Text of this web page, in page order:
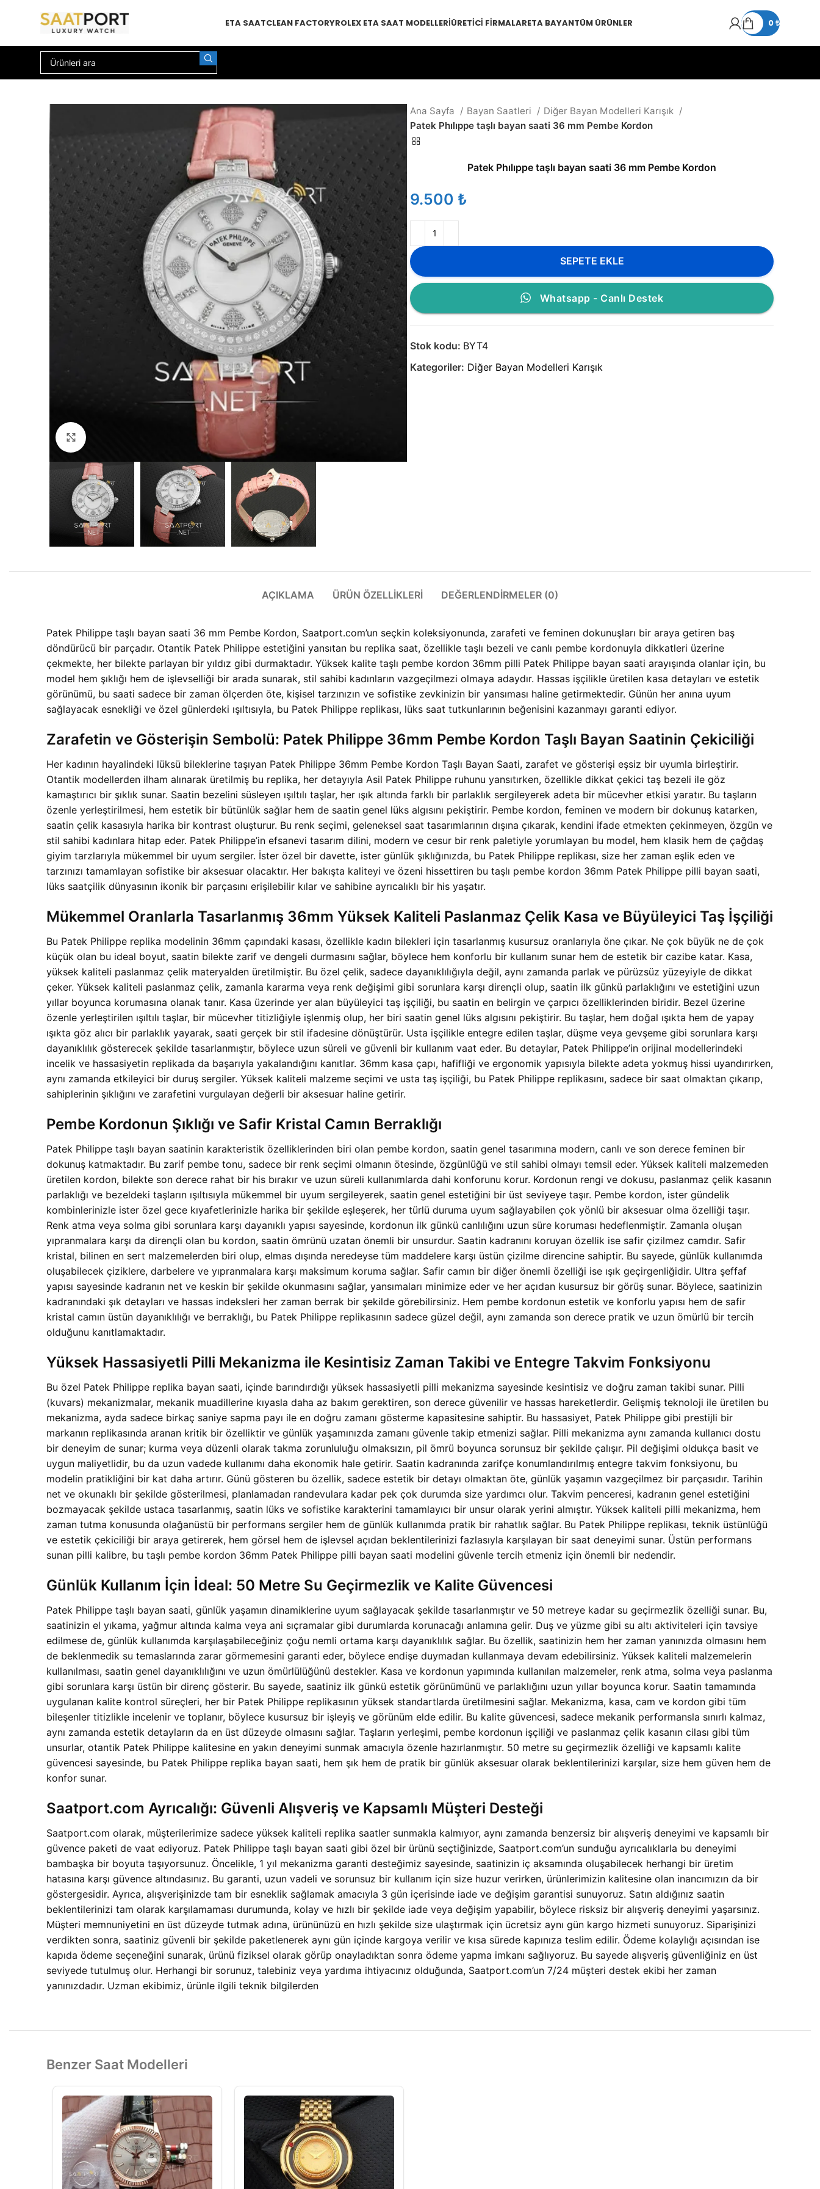
ETA SAATCLEAN FACTORYROLEX ETA SAAT MODELLERIÜRETICI FIRMALARETA BAYANTÜM ÜRÜNLER 0₺
Ana Sayfa Bayan Saatleri
Diğer Bayan Modelleri Karışık
Patek Phılıppe taşlı bayan saati 36 mm Pembe Kordon
Patek Phılıppe taşlı bayan saati 36 mm Pembe Kordon
₺
SEPETE EKLE
Whatsapp - Canlı Destek
Stok kodu: BYT4
Kategoriler: Diğer Bayan Modelleri Karışık
AÇIKLAMA ÜRÜN ÖZELLIKLERI DEĞERLENDIRMELER (0)
Patek Philippe taşlı bayan saati 36 mm Pembe Kordon, Saatport.com’un seçkin koleksiyonunda, zarafeti ve feminen dokunuşları bir araya getiren baş
döndürücü bir parçadır. Otantik Patek Philippe estetiğini yansıtan bu replika saat, özellikle taşlı bezeli ve canlı pembe kordonuyla dikkatleri üzerine
çekmekte, her bilekte parlayan bir yıldız gibi durmaktadır. Yüksek kalite taşlı pembe kordon 36mm pilli Patek Philippe bayan saati arayışında olanlar için, bu
model hem şıklığı hem de işlevselliği bir arada sunarak, stil sahibi kadınların vazgeçilmezi olmaya adaydır. Hassas işçilikle üretilen kasa detayları ve estetik
görünümü, bu saati sadece bir zaman ölçerden öte, kişisel tarzınızın ve sofistike zevkinizin bir yansıması haline getirmektedir. Günün her anına uyum
sağlayacak esnekliği ve özel günlerdeki ışıltısıyla, bu Patek Philippe replikası, lüks saat tutkunlarının beğenisini kazanmayı garanti ediyor.
Zarafetin ve Gösterişin Sembolü: Patek Philippe 36mm Pembe Kordon Taşlı Bayan Saatinin Çekiciliği
Her kadının hayalindeki lüksü bileklerine taşıyan Patek Philippe 36mm Pembe Kordon Taşlı Bayan Saati, zarafet ve gösterişi eşsiz bir uyumla birleştirir.
Otantik modellerden ilham alınarak üretilmiş bu replika, her detayıyla Asil Patek Philippe ruhunu yansıtırken, özellikle dikkat çekici taş bezeli ile göz
kamaştırıcı bir şıklık sunar. Saatin bezelini süsleyen ışıltılı taşlar, her ışık altında farklı bir parlaklık sergileyerek adeta bir mücevher etkisi yaratır. Bu taşların
özenle yerleştirilmesi, hem estetik bir bütünlük sağlar hem de saatin genel lüks algısını pekiştirir. Pembe kordon, feminen ve modern bir dokunuş katarken,
saatin çelik kasasıyla harika bir kontrast oluşturur. Bu renk seçimi, geleneksel saat tasarımlarının dışına çıkarak, kendini ifade etmekten çekinmeyen, özgün ve
stil sahibi kadınlara hitap eder. Patek Philippe’in efsanevi tasarım dilini, modern ve cesur bir renk paletiyle yorumlayan bu model, hem klasik hem de çağdaş
giyim tarzlarıyla mükemmel bir uyum sergiler. İster özel bir davette, ister günlük şıklığınızda, bu Patek Philippe replikası, size her zaman eşlik eden ve
tarzınızı tamamlayan sofistike bir aksesuar olacaktır. Her bakışta kaliteyi ve özeni hissettiren bu taşlı pembe kordon 36mm Patek Philippe pilli bayan saati,
lüks saatçilik dünyasının ikonik bir parçasını erişilebilir kılar ve sahibine ayrıcalıklı bir his yaşatır.
Mükemmel Oranlarla Tasarlanmış 36mm Yüksek Kaliteli Paslanmaz Çelik Kasa ve Büyüleyici Taş İşçiliği
Bu Patek Philippe replika modelinin 36mm çapındaki kasası, özellikle kadın bilekleri için tasarlanmış kusursuz oranlarıyla öne çıkar. Ne çok büyük ne de çok
küçük olan bu ideal boyut, saatin bilekte zarif ve dengeli durmasını sağlar, böylece hem konforlu bir kullanım sunar hem de estetik bir cazibe katar. Kasa,
yüksek kaliteli paslanmaz çelik materyalden üretilmiştir. Bu özel çelik, sadece dayanıklılığıyla değil, aynı zamanda parlak ve pürüzsüz yüzeyiyle de dikkat
çeker. Yüksek kaliteli paslanmaz çelik, zamanla kararma veya renk değişimi gibi sorunlara karşı dirençli olup, saatin ilk günkü parlaklığını ve estetiğini uzun
yıllar boyunca korumasına olanak tanır. Kasa üzerinde yer alan büyüleyici taş işçiliği, bu saatin en belirgin ve çarpıcı özelliklerinden biridir. Bezel üzerine
özenle yerleştirilen ışıltılı taşlar, bir mücevher titizliğiyle işlenmiş olup, her biri saatin genel lüks algısını pekiştirir. Bu taşlar, hem doğal ışıkta hem de yapay
ışıkta göz alıcı bir parlaklık yayarak, saati gerçek bir stil ifadesine dönüştürür. Usta işçilikle entegre edilen taşlar, düşme veya gevşeme gibi sorunlara karşı
dayanıklılık gösterecek şekilde tasarlanmıştır, böylece uzun süreli ve güvenli bir kullanım vaat eder. Bu detaylar, Patek Philippe’in orijinal modellerindeki
incelik ve hassasiyetin replikada da başarıyla yakalandığını kanıtlar. 36mm kasa çapı, hafifliği ve ergonomik yapısıyla bilekte adeta yokmuş hissi uyandırırken,
aynı zamanda etkileyici bir duruş sergiler. Yüksek kaliteli malzeme seçimi ve usta taş işçiliği, bu Patek Philippe replikasını, sadece bir saat olmaktan çıkarıp,
sahiplerinin şıklığını ve zarafetini vurgulayan değerli bir aksesuar haline getirir.
Pembe Kordonun Şıklığı ve Safir Kristal Camın Berraklığı
Patek Philippe taşlı bayan saatinin karakteristik özelliklerinden biri olan pembe kordon, saatin genel tasarımına modern, canlı ve son derece feminen bir
dokunuş katmaktadır. Bu zarif pembe tonu, sadece bir renk seçimi olmanın ötesinde, özgünlüğü ve stil sahibi olmayı temsil eder. Yüksek kaliteli malzemeden
üretilen kordon, bilekte son derece rahat bir his bırakır ve uzun süreli kullanımlarda dahi konforunu korur. Kordonun rengi ve dokusu, paslanmaz çelik kasanın
parlaklığı ve bezeldeki taşların ışıltısıyla mükemmel bir uyum sergileyerek, saatin genel estetiğini bir üst seviyeye taşır. Pembe kordon, ister gündelik
kombinlerinizle ister özel gece kıyafetlerinizle harika bir şekilde eşleşerek, her türlü duruma uyum sağlayabilen çok yönlü bir aksesuar olma özelliği taşır.
Renk atma veya solma gibi sorunlara karşı dayanıklı yapısı sayesinde, kordonun ilk günkü canlılığını uzun süre koruması hedeflenmiştir. Zamanla oluşan
yıpranmalara karşı da dirençli olan bu kordon, saatin ömrünü uzatan önemli bir unsurdur. Saatin kadranını koruyan özellik ise safir çizilmez camdır. Safir
kristal, bilinen en sert malzemelerden biri olup, elmas dışında neredeyse tüm maddelere karşı üstün çizilme direncine sahiptir. Bu sayede, günlük kullanımda
oluşabilecek çiziklere, darbelere ve yıpranmalara karşı maksimum koruma sağlar. Safir camın bir diğer önemli özelliği ise ışık geçirgenliğidir. Ultra şeffaf
yapısı sayesinde kadranın net ve keskin bir şekilde okunmasını sağlar, yansımaları minimize eder ve her açıdan kusursuz bir görüş sunar. Böylece, saatinizin
kadranındaki şık detayları ve hassas indeksleri her zaman berrak bir şekilde görebilirsiniz. Hem pembe kordonun estetik ve konforlu yapısı hem de safir
kristal camın üstün dayanıklılığı ve berraklığı, bu Patek Philippe replikasının sadece güzel değil, aynı zamanda son derece pratik ve uzun ömürlü bir tercih
olduğunu kanıtlamaktadır.
Yüksek Hassasiyetli Pilli Mekanizma ile Kesintisiz Zaman Takibi ve Entegre Takvim Fonksiyonu
Bu özel Patek Philippe replika bayan saati, içinde barındırdığı yüksek hassasiyetli pilli mekanizma sayesinde kesintisiz ve doğru zaman takibi sunar. Pilli
(kuvars) mekanizmalar, mekanik muadillerine kıyasla daha az bakım gerektiren, son derece güvenilir ve hassas hareketlerdir. Gelişmiş teknoloji ile üretilen bu
mekanizma, ayda sadece birkaç saniye sapma payı ile en doğru zamanı gösterme kapasitesine sahiptir. Bu hassasiyet, Patek Philippe gibi prestijli bir
markanın replikasında aranan kritik bir özelliktir ve günlük yaşamınızda zamanı güvenle takip etmenizi sağlar. Pilli mekanizma aynı zamanda kullanıcı dostu
bir deneyim de sunar; kurma veya düzenli olarak takma zorunluluğu olmaksızın, pil ömrü boyunca sorunsuz bir şekilde çalışır. Pil değişimi oldukça basit ve
uygun maliyetlidir, bu da uzun vadede kullanımı daha ekonomik hale getirir. Saatin kadranında zarifçe konumlandırılmış entegre takvim fonksiyonu, bu
modelin pratikliğini bir kat daha artırır. Günü gösteren bu özellik, sadece estetik bir detayı olmaktan öte, günlük yaşamın vazgeçilmez bir parçasıdır. Tarihin
net ve okunaklı bir şekilde gösterilmesi, planlamadan randevulara kadar pek çok durumda size yardımcı olur. Takvim penceresi, kadranın genel estetiğini
bozmayacak şekilde ustaca tasarlanmış, saatin lüks ve sofistike karakterini tamamlayıcı bir unsur olarak yerini almıştır. Yüksek kaliteli pilli mekanizma, hem
zaman tutma konusunda olağanüstü bir performans sergiler hem de günlük kullanımda pratik bir rahatlık sağlar. Bu Patek Philippe replikası, teknik üstünlüğü
ve estetik çekiciliği bir araya getirerek, hem görsel hem de işlevsel açıdan beklentilerinizi fazlasıyla karşılayan bir saat deneyimi sunar. Üstün performans
sunan pilli kalibre, bu taşlı pembe kordon 36mm Patek Philippe pilli bayan saati modelini güvenle tercih etmeniz için önemli bir nedendir.
Günlük Kullanım İçin İdeal: 50 Metre Su Geçirmezlik ve Kalite Güvencesi
Patek Philippe taşlı bayan saati, günlük yaşamın dinamiklerine uyum sağlayacak şekilde tasarlanmıştır ve 50 metreye kadar su geçirmezlik özelliği sunar. Bu,
saatinizin el yıkama, yağmur altında kalma veya ani sıçramalar gibi durumlarda korunacağı anlamına gelir. Duş ve yüzme gibi su altı aktiviteleri için tavsiye
edilmese de, günlük kullanımda karşılaşabileceğiniz çoğu nemli ortama karşı dayanıklılık sağlar. Bu özellik, saatinizin hem her zaman yanınızda olmasını hem
de beklenmedik su temaslarında zarar görmemesini garanti eder, böylece endişe duymadan kullanmaya devam edebilirsiniz. Yüksek kaliteli malzemelerin
kullanılması, saatin genel dayanıklılığını ve uzun ömürlülüğünü destekler. Kasa ve kordonun yapımında kullanılan malzemeler, renk atma, solma veya paslanma
gibi sorunlara karşı üstün bir direnç gösterir. Bu sayede, saatiniz ilk günkü estetik görünümünü ve parlaklığını uzun yıllar boyunca korur. Saatin tamamında
uygulanan kalite kontrol süreçleri, her bir Patek Philippe replikasının yüksek standartlarda üretilmesini sağlar. Mekanizma, kasa, cam ve kordon gibi tüm
bileşenler titizlikle incelenir ve toplanır, böylece kusursuz bir işleyiş ve görünüm elde edilir. Bu kalite güvencesi, sadece mekanik performansla sınırlı kalmaz,
aynı zamanda estetik detayların da en üst düzeyde olmasını sağlar. Taşların yerleşimi, pembe kordonun işçiliği ve paslanmaz çelik kasanın cilası gibi tüm
unsurlar, otantik Patek Philippe kalitesine en yakın deneyimi sunmak amacıyla özenle hazırlanmıştır. 50 metre su geçirmezlik özelliği ve kapsamlı kalite
güvencesi sayesinde, bu Patek Philippe replika bayan saati, hem şık hem de pratik bir günlük aksesuar olarak beklentilerinizi karşılar, size hem güven hem de
konfor sunar.
Saatport.com Ayrıcalığı: Güvenli Alışveriş ve Kapsamlı Müşteri Desteği
Saatport.com olarak, müşterilerimize sadece yüksek kaliteli replika saatler sunmakla kalmıyor, aynı zamanda benzersiz bir alışveriş deneyimi ve kapsamlı bir
güvence paketi de vaat ediyoruz. Patek Philippe taşlı bayan saati gibi özel bir ürünü seçtiğinizde, Saatport.com’un sunduğu ayrıcalıklarla bu deneyimi
bambaşka bir boyuta taşıyorsunuz. Öncelikle, 1 yıl mekanizma garanti desteğimiz sayesinde, saatinizin iç aksamında oluşabilecek herhangi bir üretim
hatasına karşı güvence altındasınız. Bu garanti, uzun vadeli ve sorunsuz bir kullanım için size huzur verirken, ürünlerimizin kalitesine olan inancımızın da bir
göstergesidir. Ayrıca, alışverişinizde tam bir esneklik sağlamak amacıyla 3 gün içerisinde iade ve değişim garantisi sunuyoruz. Satın aldığınız saatin
beklentilerinizi tam olarak karşılamaması durumunda, kolay ve hızlı bir şekilde iade veya değişim yapabilir, böylece risksiz bir alışveriş deneyimi yaşarsınız.
Müşteri memnuniyetini en üst düzeyde tutmak adına, ürününüzü en hızlı şekilde size ulaştırmak için ücretsiz aynı gün kargo hizmeti sunuyoruz. Siparişinizi
verdikten sonra, saatiniz güvenli bir şekilde paketlenerek aynı gün içinde kargoya verilir ve kısa sürede kapınıza teslim edilir. Ödeme kolaylığı açısından ise
kapıda ödeme seçeneğini sunarak, ürünü fiziksel olarak görüp onayladıktan sonra ödeme yapma imkanı sağlıyoruz. Bu sayede alışveriş güvenliğiniz en üst
seviyede tutulmuş olur. Herhangi bir sorunuz, talebiniz veya yardıma ihtiyacınız olduğunda, Saatport.com’un 7/24 müşteri destek ekibi her zaman
yanınızdadır. Uzman ekibimiz, ürünle ilgili teknik bilgilerden
Benzer Saat Modelleri